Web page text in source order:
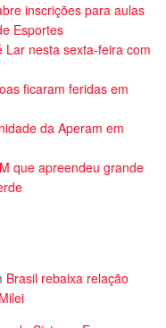
inscrições para aulas
Esportes
nesta sexta-feira com
ficaram feridas em
da Aperam em
que apreendeu grande
Brasil rebaixa relação